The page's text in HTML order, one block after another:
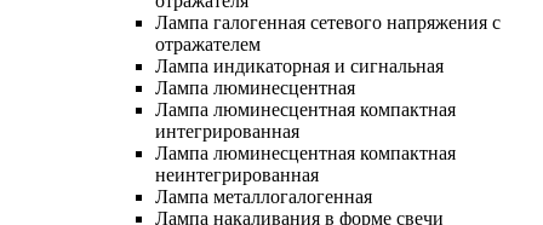
Лампа галогенная сетевого напряжения с
отражателем
Лампа индикаторная и сигнальная
Лампа люминесцентная
Лампа люминесцентная компактная
интегрированная
Лампа люминесцентная компактная
неинтегрированная
Лампа металлогалогенная
Лампа накаливания в форме свечи